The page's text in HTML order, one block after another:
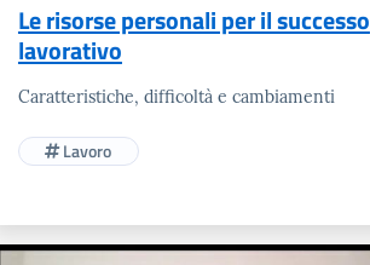
Le risorse personali per il successo
lavorativo
Caratteristiche, difficoltà e cambiamenti
Lavoro